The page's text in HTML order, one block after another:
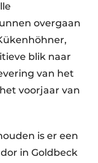
overgaan
blik naar
van het
voorjaar van
is er een
in Goldbeck